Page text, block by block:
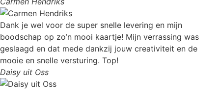
Dank je wel voor de super snelle levering en mijn
boodschap op zo’n mooi kaartje! Mijn verrassing was
geslaagd en dat mede dankzij jouw creativiteit en de
mooie en snelle versturing. Top!
Daisy uit Oss